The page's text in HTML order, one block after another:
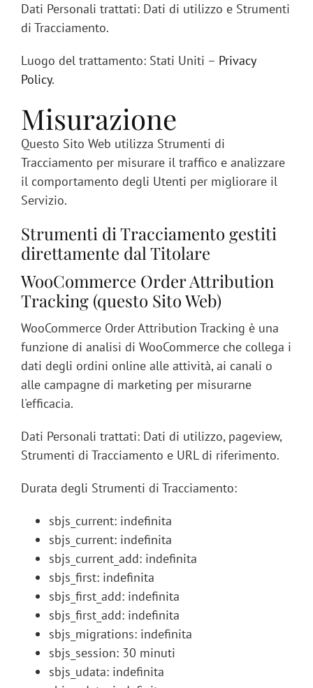
Dati Personali trattati: Dati di utilizzo e Strumenti
di Tracciamento.
Luogo del trattamento: Stati Uniti – Privacy
Policy.
Misurazione
Questo Sito Web utilizza Strumenti di
Tracciamento per misurare il traffico e analizzare
il comportamento degli Utenti per migliorare il
Servizio.
Strumenti di Tracciamento gestiti
direttamente dal Titolare
WooCommerce Order Attribution
Tracking (questo Sito Web)
WooCommerce Order Attribution Tracking è una
funzione di analisi di WooCommerce che collega i
dati degli ordini online alle attività, ai canali o
alle campagne di marketing per misurarne
l'efficacia.
Dati Personali trattati: Dati di utilizzo, pageview,
Strumenti di Tracciamento e URL di riferimento.
Durata degli Strumenti di Tracciamento:
sbjs_current: indefinita
sbjs_current: indefinita
sbjs_current_add: indefinita
sbjs_first: indefinita
sbjs_first_add: indefinita
sbjs_first_add: indefinita
sbjs_migrations: indefinita
sbjs_session: 30 minuti
sbjs_udata: indefinita